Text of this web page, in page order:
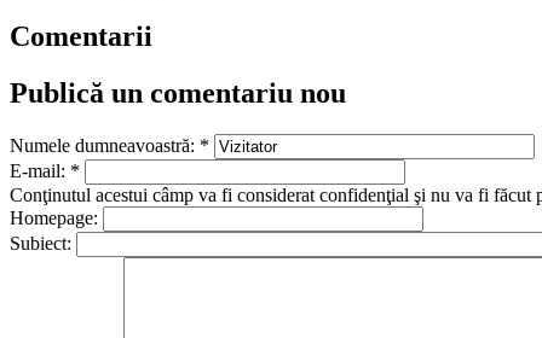
Comentarii
Publică un comentariu nou
Numele dumneavoastră: *
E-mail: *
Conţinutul acestui câmp va fi considerat confidenţial şi nu va fi făcut
Homepage:
Subiect: